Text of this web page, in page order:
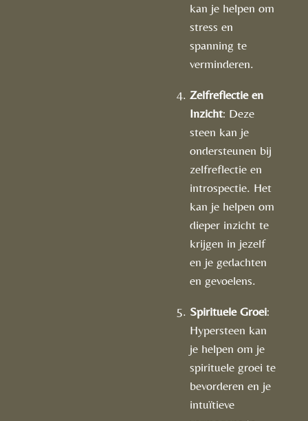
kan je helpen om
stress en
spanning te
verminderen.
Zelfreflectie en
Inzicht: Deze
steen kan je
ondersteunen bij
zelfreflectie en
introspectie. Het
kan je helpen om
dieper inzicht te
krijgen in jezelf
en je gedachten
en gevoelens.
Spirituele Groei:
Hypersteen kan
je helpen om je
spirituele groei te
bevorderen en je
intuïtieve